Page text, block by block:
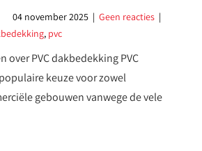
04 november 2025 |Geen reacties |
, pvc
over PVC dakbedekking PVC
keuze voor zowel
gebouwen vanwege de vele